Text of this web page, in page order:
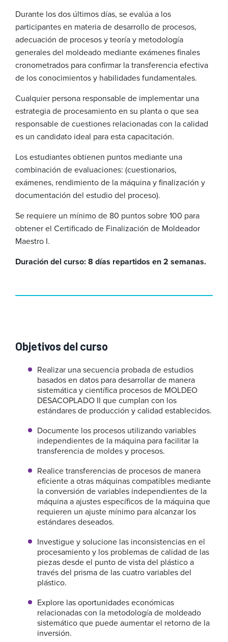
Durante los dos últimos días, se evalúa a los
participantes en materia de desarrollo de procesos,
adecuación de procesos y teoría y metodología
generales del moldeado mediante exámenes finales
cronometrados para confirmar la transferencia efectiva
de los conocimientos y habilidades fundamentales.
Cualquier persona responsable de implementar una
estrategia de procesamiento en su planta o que sea
responsable de cuestiones relacionadas con la calidad
es un candidato ideal para esta capacitación.
Los estudiantes obtienen puntos mediante una
combinación de evaluaciones: (cuestionarios,
exámenes, rendimiento de la máquina y finalización y
documentación del estudio del proceso).
Se requiere un mínimo de 80 puntos sobre 100 para
obtener el Certificado de Finalización de Moldeador
Maestro I.
Duración del curso: 8 días repartidos en 2 semanas.
Objetivos del curso
Realizar una secuencia probada de estudios
basados en datos para desarrollar de manera
sistemática y científica procesos de MOLDEO
DESACOPLADO II que cumplan con los
estándares de producción y calidad establecidos.
Documente los procesos utilizando variables
independientes de la máquina para facilitar la
transferencia de moldes y procesos.
Realice transferencias de procesos de manera
eficiente a otras máquinas compatibles mediante
la conversión de variables independientes de la
máquina a ajustes específicos de la máquina que
requieren un ajuste mínimo para alcanzar los
estándares deseados.
Investigue y solucione las inconsistencias en el
procesamiento y los problemas de calidad de las
piezas desde el punto de vista del plástico a
través del prisma de las cuatro variables del
plástico.
Explore las oportunidades económicas
relacionadas con la metodología de moldeado
sistemático que puede aumentar el retorno de la
inversión.